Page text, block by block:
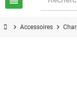
chevron_right Accessoires chevron_right